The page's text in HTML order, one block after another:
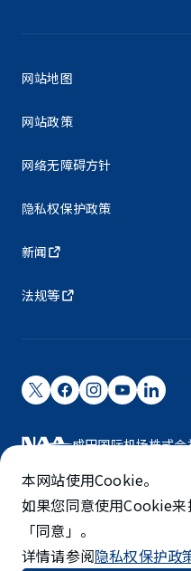
网站地图
网站政策
网络无障碍方针
隐私权保护政策
新闻
法规等
成田国际机场株式会
成田国际机场由NAA运营。
©NARITA INTERNATIONAL AIRPORT
SKYTRAX
5-STAR AIRPORT
本网站使用Cookie。
如果您同意使用Cookie
「同意」。
详情请参阅隐私权保护政